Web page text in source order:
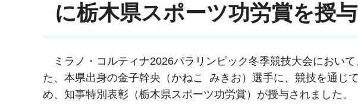
に栃木県スポーツ功労賞を授
ミ ラノ・コルティナ2026パラリンピック冬季競技大会におい
た、本県出身の金子幹央（かねこ みきお）選手に、競技を通じ
め、知事特別表彰（栃木県スポーツ功労賞）が授与されました。